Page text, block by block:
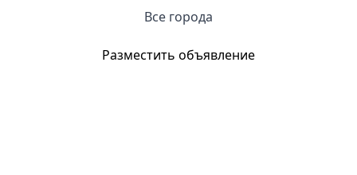
Все города
Разместить объявление